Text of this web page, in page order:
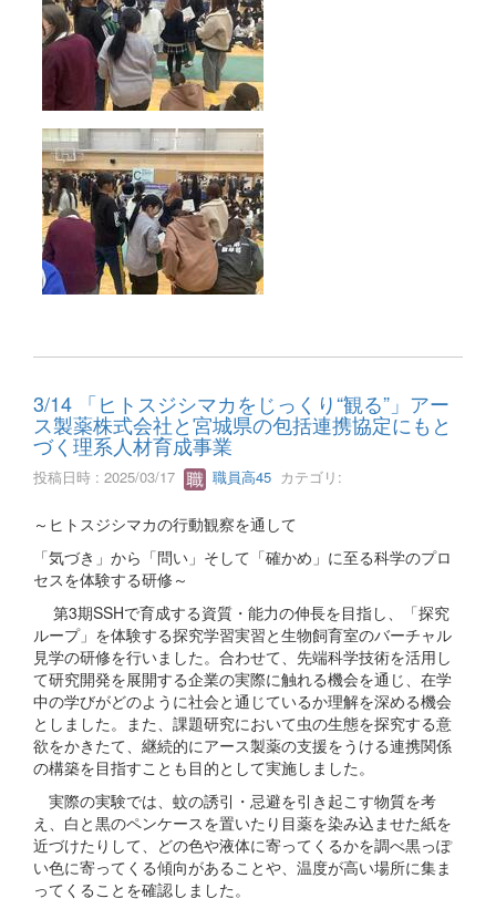
3/14 「ヒトスジシマカをじっくり“観る”」アー
ス製薬株式会社と宮城県の包括連携協定にもと
づく理系人材育成事業
投稿日時 : 2025/03/17 職員高45 カテゴリ:
～ヒトスジシマカの行動観察を通して
「気づき」から「問い」そして「確かめ」に至る科学のプロ
セスを体験する研修～
第3期SSHで育成する資質・能力の伸長を目指し、「探究
ループ」を体験する探究学習実習と生物飼育室のバーチャル
見学の研修を行いました。合わせて、先端科学技術を活用し
て研究開発を展開する企業の実際に触れる機会を通じ、在学
中の学びがどのように社会と通じているか理解を深める機会
としました。また、課題研究において虫の生態を探究する意
欲をかきたて、継続的にアース製薬の支援をうける連携関係
の構築を目指すことも目的として実施しました。
実際の実験では、蚊の誘引・忌避を引き起こす物質を考
え、白と黒のペンケースを置いたり目薬を染み込ませた紙を
近づけたりして、どの色や液体に寄ってくるかを調べ黒っぽ
い色に寄ってくる傾向があることや、温度が高い場所に集ま
ってくることを確認しました。